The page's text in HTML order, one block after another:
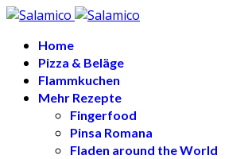
Home
Pizza & Beläge
Flammkuchen
Mehr Rezepte
Fingerfood
Pinsa Romana
Fladen around the World